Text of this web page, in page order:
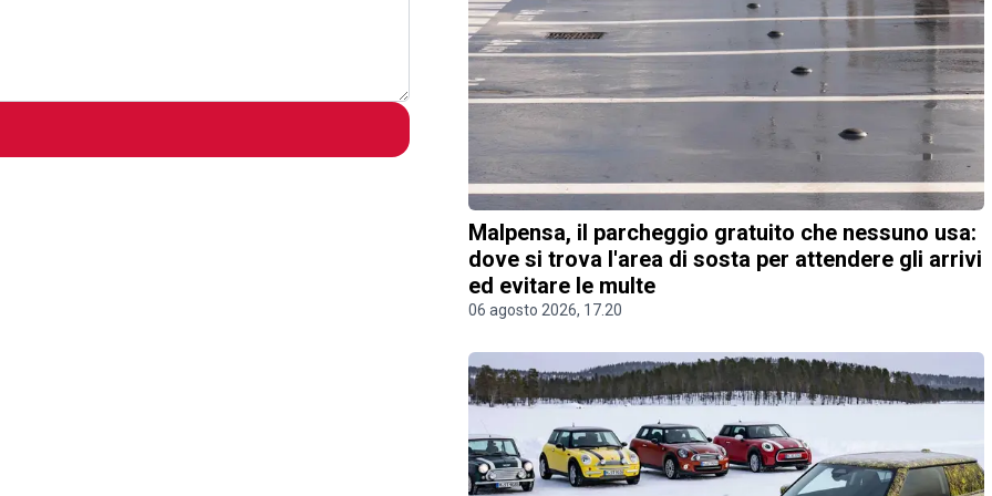
Malpensa, il parcheggio gratuito che nessuno usa:
dove si trova l'area di sosta per attendere gli arrivi
ed evitare le multe
06 agosto 2026, 17.20